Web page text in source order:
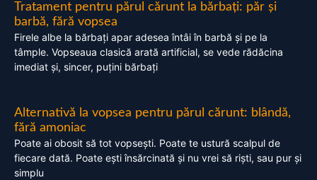
Tratament pentru părul cărunt la bărbați: păr și
barbă, fără vopsea
Firele albe la bărbați apar adesea întâi în barbă și pe la
tâmple. Vopseaua clasică arată artificial, se vede rădăcina
imediat și, sincer, puțini bărbați
Alternativă la vopsea pentru părul cărunt: blândă,
fără amoniac
Poate ai obosit să tot vopsești. Poate te ustură scalpul de
fiecare dată. Poate ești însărcinată și nu vrei să riști, sau pur și
simplu